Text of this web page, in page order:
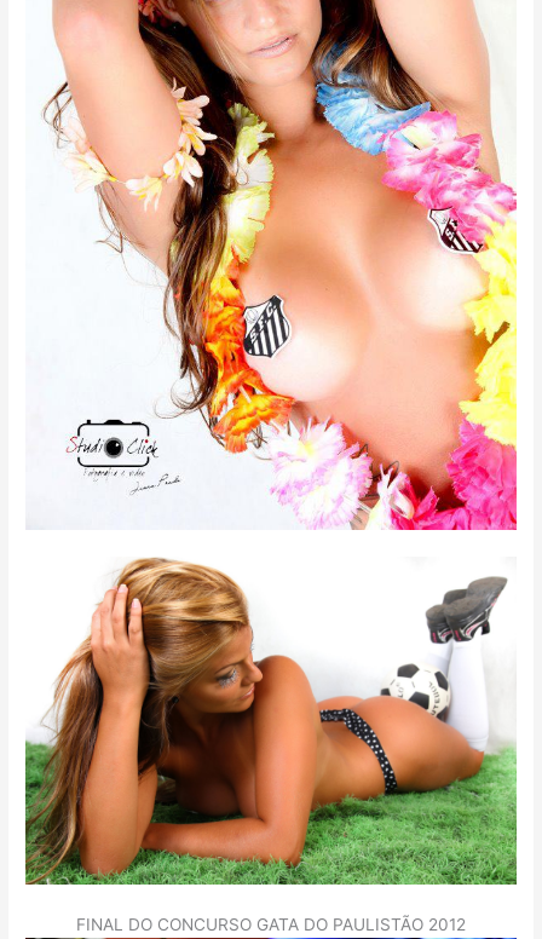
FINAL DO CONCURSO GATA DO PAULISTÃO 2012